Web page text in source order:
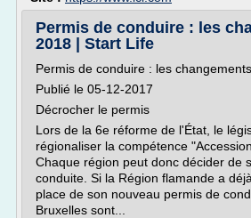
Permis de conduire : les
2018 | Start Life
Permis de conduire : les
Publié le 05-12-2017
Décrocher le permis
Lors de la 6e réforme de l'État, le
régionaliser la compétence
Chaque région peut donc décider de
conduite. Si la Région flamande a
place de son nouveau permis de
Bruxelles sont...